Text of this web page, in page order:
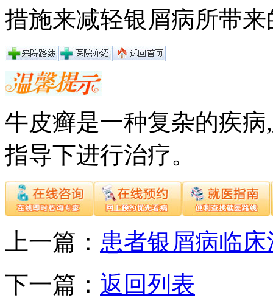
措施来减轻银屑病所带
牛皮癣是一种复杂的疾
指导下进行治疗。
上一篇： 患者银屑病临床
下一篇： 返回列表